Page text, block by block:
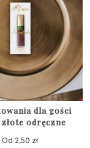
wariantów.
Opcje
można
wybrać
na
stronie
produktu
dla gości
odręczne
Od 2,50 zł